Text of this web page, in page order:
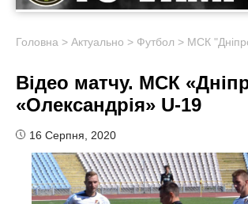
Головна > Актуально > Футбол > МСК
Відео матчу. МСК
«Олександрія» U-19
16 Серпня, 2020